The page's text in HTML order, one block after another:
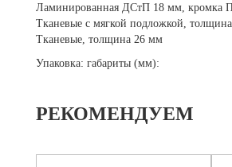
Ламинированная ДСтП 18 мм, кромка
Тканевые с мягкой подложкой,
Тканевые, толщина 26 мм
Упаковка: габариты (мм):
РЕКОМЕНДУЕМ